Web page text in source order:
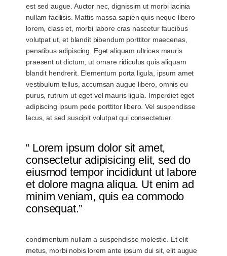
est sed augue. Auctor nec, dignissim ut morbi lacinia
nullam facilisis. Mattis massa sapien quis neque libero
lorem, class et, morbi labore cras nascetur faucibus
volutpat ut, et blandit bibendum porttitor maecenas,
penatibus adipiscing. Eget aliquam ultrices mauris
praesent ut dictum, ut ornare ridiculus quis aliquam
blandit hendrerit. Elementum porta ligula, ipsum amet
vestibulum tellus, accumsan augue libero, omnis eu
purus, rutrum ut eget vel mauris ligula. Imperdiet eget
adipiscing ipsum pede porttitor libero. Vel suspendisse
lacus, at sed suscipit volutpat qui consectetuer.
“ Lorem ipsum dolor sit amet,
consectetur adipisicing elit, sed do
eiusmod tempor incididunt ut labore
et dolore magna aliqua. Ut enim ad
minim veniam, quis ea commodo
consequat.”
condimentum nullam a suspendisse molestie. Et elit
metus, morbi nobis lorem ante ipsum dui sit, elit augue